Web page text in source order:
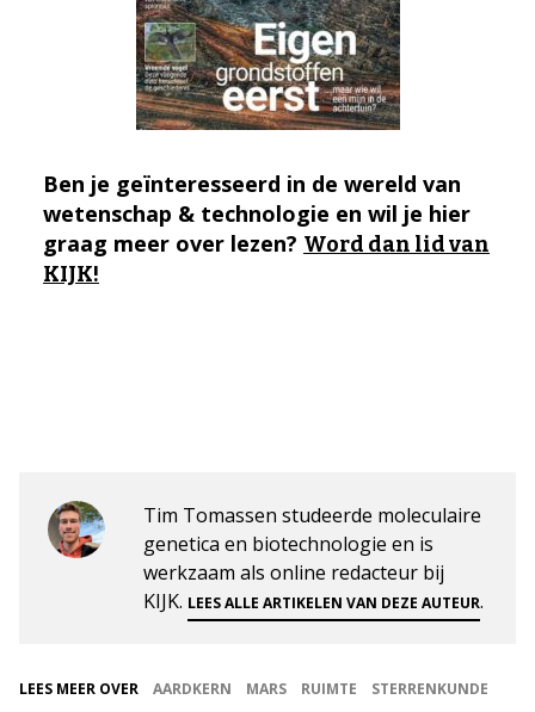
Ben je geïnteresseerd in de wereld van
wetenschap & technologie en wil je hier
graag meer over lezen? Word dan lid van
KIJK!
Tim Tomassen studeerde moleculaire
genetica en biotechnologie en is
werkzaam als online redacteur bij
KIJK. LEES ALLE ARTIKELEN VAN DEZE AUTEUR.
LEES MEER OVER AARDKERN MARS RUIMTE STERRENKUNDE